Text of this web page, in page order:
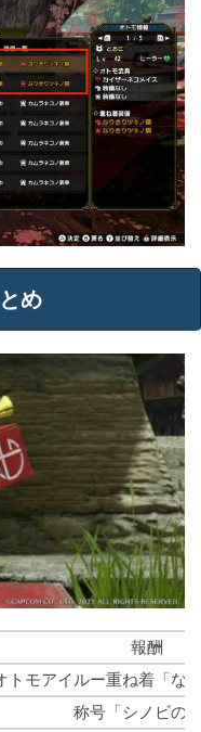
め
報酬
トモアイルー重ね着「な
称号「シノビの